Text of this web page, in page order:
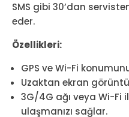
SMS gibi 30’dan
eder.
Özellikleri:
GPS ve Wi-Fi
Uzaktan ekran
3G/4G ağı veya Wi-Fi
ulaşmanızı sağlar.